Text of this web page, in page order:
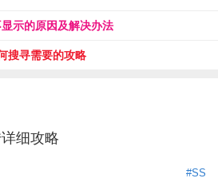
示的原因及解决办法
搜寻需要的攻略
细攻略
#SS